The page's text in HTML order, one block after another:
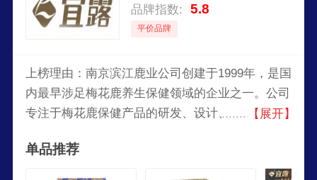
品牌指数: 5.8
平价品牌
上榜理由：南京滨江鹿业公司创建于1999年，是国
内最早涉足梅花鹿养生保健领域的企业之一。公司
专注于梅花鹿保健产品的研发、设计、生产与销
列养生产品。其中以宜露牌鹿胎膏最为知名，在海
内外享有盛誉。公司除拥有知名品牌宜露外，还有
【展开】
单品推荐